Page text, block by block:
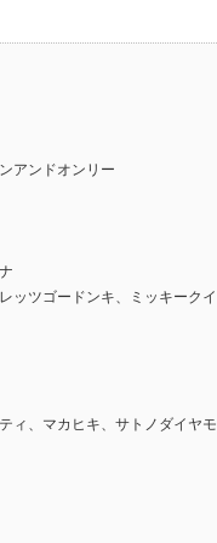
アンドオンリー
ッツゴードンキ、ミッキーク
ィ、マカヒキ、サトノダイヤ